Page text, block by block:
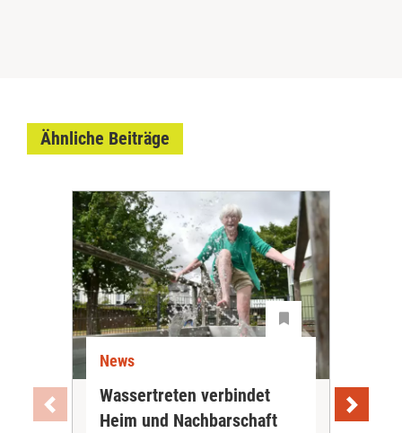
Ähnliche Beiträge
News
Wassertreten verbindet
Heim und Nachbarschaft